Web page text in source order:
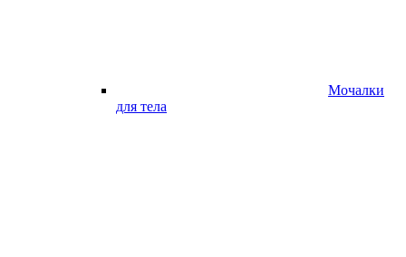
Мочалки
для тела